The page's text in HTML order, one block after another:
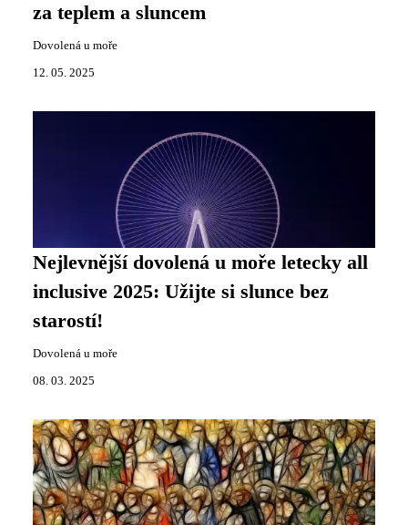
za teplem a sluncem
Dovolená u moře
12. 05. 2025
Nejlevnější dovolená u moře letecky all
inclusive 2025: Užijte si slunce bez
starostí!
Dovolená u moře
08. 03. 2025